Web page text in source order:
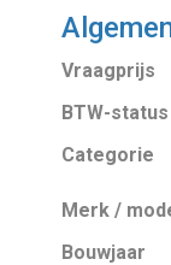
Vraagprijs
BTW-status
Categorie
Merk /
Bouwjaar